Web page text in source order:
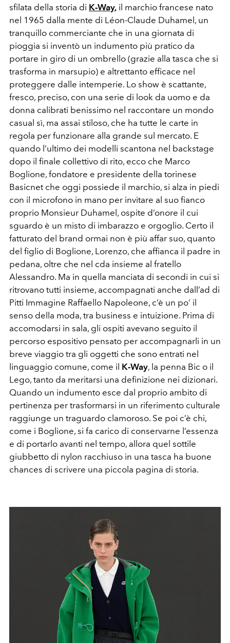
sfilata della storia di K-Way, il marchio francese nato
nel 1965 dalla mente di Léon-Claude Duhamel, un
tranquillo commerciante che in una giornata di
pioggia si inventò un indumento più pratico da
portare in giro di un ombrello (grazie alla tasca che si
trasforma in marsupio) e altrettanto efficace nel
proteggere dalle intemperie. Lo show è scattante,
fresco, preciso, con una serie di look da uomo e da
donna calibrati benissimo nel raccontare un mondo
casual sì, ma assai stiloso, che ha tutte le carte in
regola per funzionare alla grande sul mercato. E
quando l’ultimo dei modelli scantona nel backstage
dopo il finale collettivo di rito, ecco che Marco
Boglione, fondatore e presidente della torinese
Basicnet che oggi possiede il marchio, si alza in piedi
con il microfono in mano per invitare al suo fianco
proprio Monsieur Duhamel, ospite d’onore il cui
sguardo è un misto di imbarazzo e orgoglio. Certo il
fatturato del brand ormai non è più affar suo, quanto
del figlio di Boglione, Lorenzo, che affianca il padre in
pedana, oltre che nel cda insieme al fratello
Alessandro. Ma in quella manciata di secondi in cui si
ritrovano tutti insieme, accompagnati anche dall’ad di
Pitti Immagine Raffaello Napoleone, c’è un po’ il
senso della moda, tra business e intuizione. Prima di
accomodarsi in sala, gli ospiti avevano seguito il
percorso espositivo pensato per accompagnarli in un
breve viaggio tra gli oggetti che sono entrati nel
linguaggio comune, come il K-Way, la penna Bic o il
Lego, tanto da meritarsi una definizione nei dizionari.
Quando un indumento esce dal proprio ambito di
pertinenza per trasformarsi in un riferimento culturale
raggiunge un traguardo clamoroso. Se poi c’è chi,
come i Boglione, si fa carico di conservarne l’essenza
e di portarlo avanti nel tempo, allora quel sottile
giubbetto di nylon racchiuso in una tasca ha buone
chances di scrivere una piccola pagina di storia.